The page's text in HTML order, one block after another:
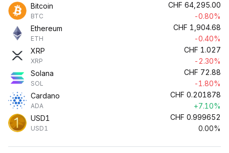
Bitcoin
BTC
CHF 64,295.00
-0.80%
Ethereum
ETH
CHF 1,904.68
-0.40%
XRP
XRP
CHF 1.027
-2.30%
Solana
SOL
CHF 72.88
-1.80%
Cardano
ADA
CHF 0.201878
+7.10%
USD1
USD1
CHF 0.999652
0.00%